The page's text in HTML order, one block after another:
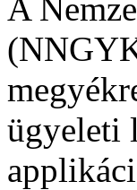
A
ügyeleti